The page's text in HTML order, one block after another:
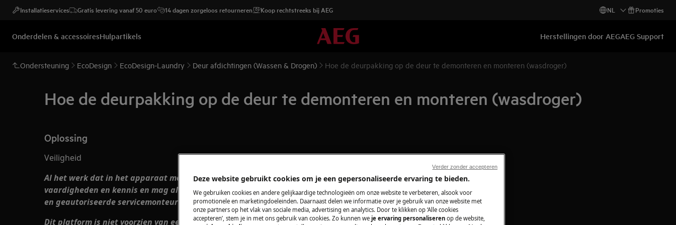
Installatieservices Gratis levering vanaf 50 euro 14 dagen zorgeloos retourneren Koop rechtstreeks bij AEG NL Promoties
Onderdelen & accessoiresHulpartikels Herstellingen door AEGAEG Support
Ondersteuning EcoDesign EcoDesign-Laundry Deur afdichtingen (Wassen & Drogen) Hoe de deurpakking op de deur te demonteren en monteren (wasdroger)
Hoe de deurpakking op de deur te demonteren en monteren (wasdroger)
Oplossing
Veiligheid
Al het werk dat in het apparaat moet worden uitgevoerd, vereist specifieke
vaardigheden en kennis en mag alleen worden uitgevoerd door gekwalificeerde
en geautoriseerde servicemonteurs
Dit platform is niet voorzien van een AAN/UIT-schakelaar.
Deze website gebruikt cookies om je een gepersonaliseerde ervaring te bieden.
We gebruiken cookies en andere gelijkaardige technologieën om onze website te verbeteren, alsook voor
promotionele en marketingdoeleinden. Daarnaast delen we informatie over je gebruik van onze website met
onze partners op het vlak van sociale media, advertising en analytics. Door te klikken op ‘Alle cookies
accepteren’, stem je in met ons gebruik van cookies. Zo kunnen we je ervaring personaliseren op de website,
Verder zonder accepteren